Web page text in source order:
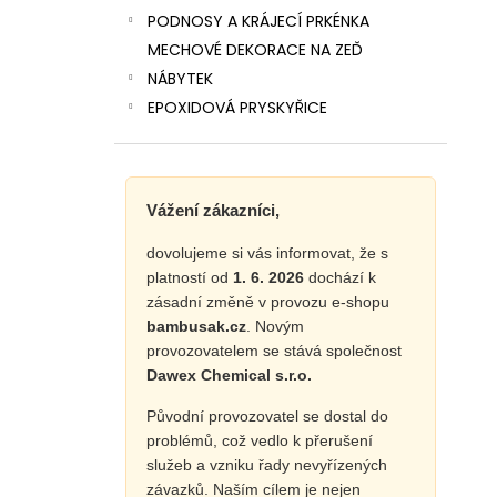
PODNOSY A KRÁJECÍ PRKÉNKA
MECHOVÉ DEKORACE NA ZEĎ
NÁBYTEK
EPOXIDOVÁ PRYSKYŘICE
Vážení zákazníci,
dovolujeme si vás informovat, že s
platností od 1. 6. 2026 dochází k
zásadní změně v provozu e-shopu
bambusak.cz . Novým
provozovatelem se stává společnost
Dawex Chemical s.r.o.
Původní provozovatel se dostal do
problémů, což vedlo k přerušení
služeb a vzniku řady nevyřízených
závazků. Naším cílem je nejen